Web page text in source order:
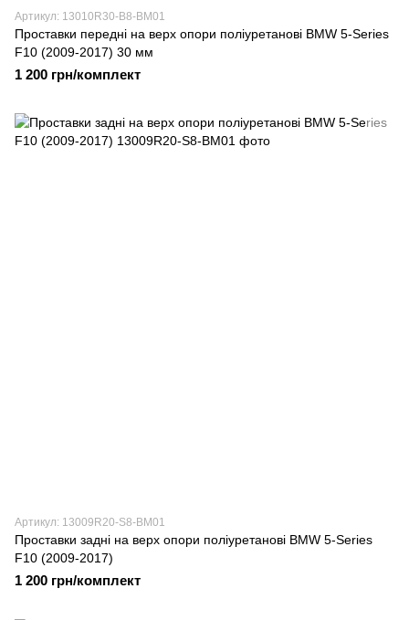
Артикул: 13010R30-B8-BM01
Проставки передні на верх опори поліуретанові BMW 5-Series
F10 (2009-2017) 30 мм
1 200 грн/комплект
Артикул: 13009R20-S8-BM01
Проставки задні на верх опори поліуретанові BMW 5-Series
F10 (2009-2017)
1 200 грн/комплект